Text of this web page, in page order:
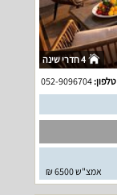
4 חדרי שינה
טלפון:052-9096704
אמצ"ש 6500 ₪